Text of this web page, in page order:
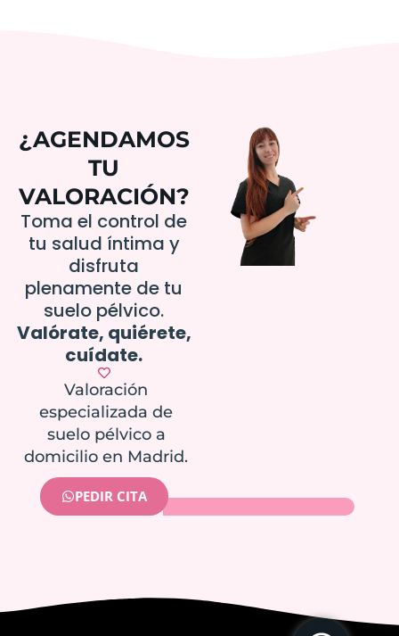
¿AGENDAMOS
TU
VALORACIÓN?
Toma el control de
tu salud íntima y
disfruta
plenamente de tu
suelo pélvico.
Valórate, quiérete,
cuídate.
Valoración
especializada de
suelo pélvico a
domicilio en Madrid.
PEDIR CITA